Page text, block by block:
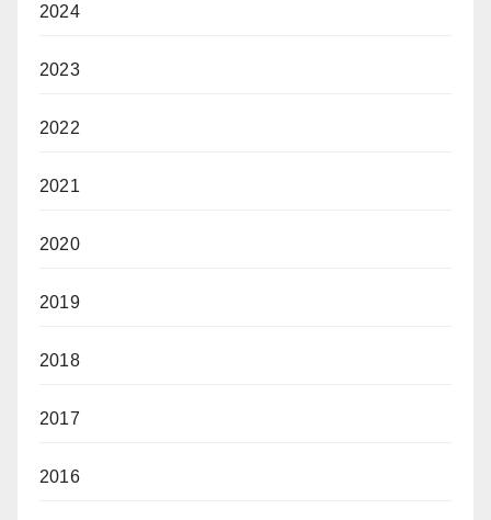
2024
2023
2022
2021
2020
2019
2018
2017
2016